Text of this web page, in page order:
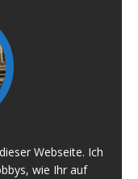
Webseite. Ich
wie Ihr auf